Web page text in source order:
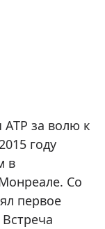
за волю к
году
в
Со
первое